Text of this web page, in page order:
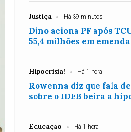
Justiça Há 39 minutos
Dino aciona PF após
55,4 milhões em
Hipocrisia! Há 1 hora
Rowenna diz que fala
sobre o IDEB beira a
Educação Há 1 hora